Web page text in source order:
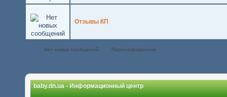
Отзывы КП
Нет новых сообщений Перенаправление
baby.dn.ua - Информационный центр